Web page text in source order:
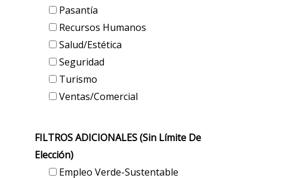
Pasantía
Recursos Humanos
Salud/Estética
Seguridad
Turismo
Ventas/Comercial
FILTROS ADICIONALES (sin Límite De
Elección)
Empleo Verde-Sustentable